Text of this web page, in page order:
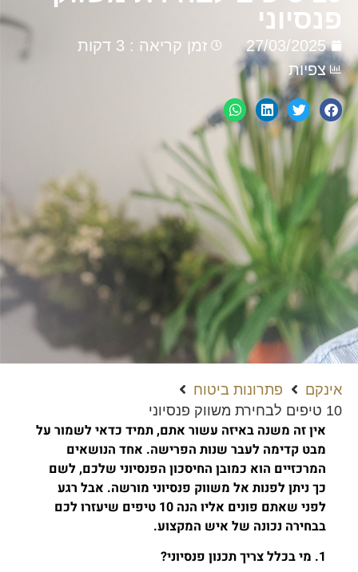
פנסיוני
27/03/2025
זמן קריאה : 3 דקות
צפיות
אינקם
פתרונות ביטוח
10 טיפים לבחירת משווק פנסיוני
אין זה משנה באיזה עשור אתם, תמיד כדאי לשמור על
מבט קדימה לעבר שנות הפרישה. אחד הנושאים
המרכזיים הוא כמובן החיסכון הפנסיוני שלכם, לשם
כך ניתן לפנות אל משווק פנסיוני מורשה. אבל רגע
לפני שאתם פונים אליו הנה 10 טיפים שיעזרו לכם
בבחירה נכונה של איש המקצוע.
1. מי בכלל צריך תכנון פנסיוני?